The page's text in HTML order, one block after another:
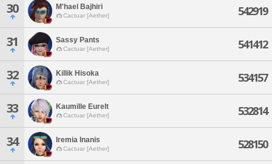
30 M'hael Bajhiri
Cactuar [Aether] 542919
31 Sassy Pants
Cactuar [Aether] 541412
32 Killik Hisoka
Cactuar [Aether] 534157
33 Kaumille Eurelt
Cactuar [Aether] 532814
34 Iremia Inanis
Cactuar [Aether] 528150